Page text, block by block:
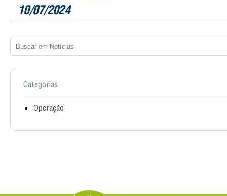
10/07/2024
Categorias
Operação